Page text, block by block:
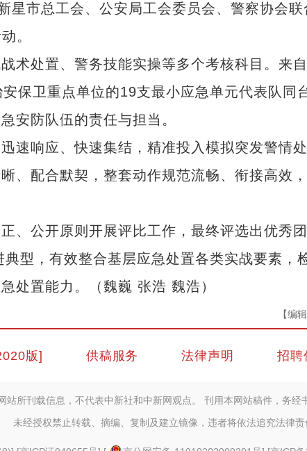
市总工会、公安局工会委员会、警察协会联
。
处置、警务技能实操等多个考核科目。来
保卫重点单位的19支最小应急单元代表队同
安防队伍的责任与担当。
响应、快速集结，精准投入模拟突发警情
、配合默契，整套动作规范流畅、衔接高效
公开原则开展评比工作，最终评选出优秀
型，有效整合基层应急处置各类实战要素，
处置能力。（魏巍 张浩 魏浩）
【编
版] 供稿服务 法律声明 招聘
站所刊载信息，不代表中新社和中新网观点。 刊用本网站稿件，务经
未经授权禁止转载、摘编、复制及建立镜像，违者将依法追究法律责